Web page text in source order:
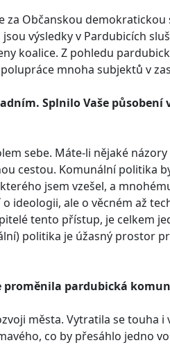
Občanskou demokratickou
výsledky v Pardubicích
koalice. Z pohledu
mnoha subjektů v
Splnilo Vaše
sebe. Máte-­li nějaké názory
cestou. Komunální politika
jsem vzešel, a
ideologii, ale o věcném až
tento přístup, je celkem
politika je úžasný prostor
proměnila pardubická
města. Vytratila se touha i
co by přesáhlo jedno